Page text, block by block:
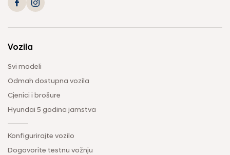
Vozila
Svi modeli
Odmah dostupna vozila
Cjenici i brošure
Hyundai 5 godina jamstva
Konfigurirajte vozilo
Dogovorite testnu vožnju